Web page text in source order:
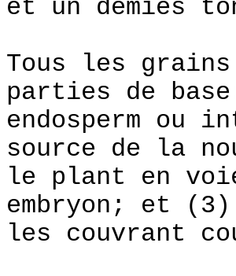
et un demies
Tous les
parties de
endosperm
source de la
le plant en
embryon; et
les couvrant